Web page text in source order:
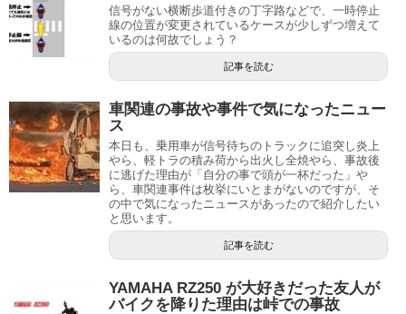
信号がない横断歩道付きの丁字路などで、一時停止
線の位置が変更されているケースが少しずつ増えて
いるのは何故でしょう？
記事を読む
車関連の事故や事件で気になったニュー
ス
本日も、乗用車が信号待ちのトラックに追突し炎上
やら、軽トラの積み荷から出火し全焼やら、事故後
に逃げた理由が「自分の事で頭が一杯だった」や
ら、車関連事件は枚挙にいとまがないのですが、そ
の中で気になったニュースがあったので紹介したい
と思います。
記事を読む
YAMAHA RZ250 が大好きだった友人が
バイクを降りた理由は峠での事故